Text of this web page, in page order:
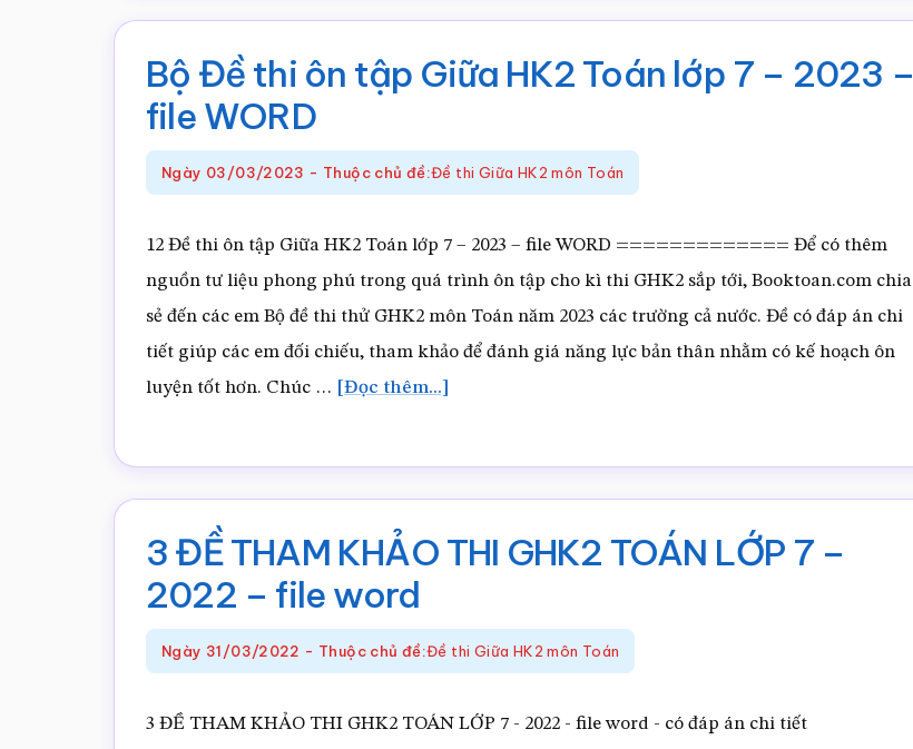
lớp
Bộ Đề thi ôn tập Giữa HK2 Toán lớp 7 – 2023 –
file WORD
Ngày 03/03/2023 - Thuộc chủ đề:Đề thi Giữa HK2 môn Toán
12 Đề thi ôn tập Giữa HK2 Toán lớp 7 – 2023 – file WORD ============= Để có thêm
nguồn tư liệu phong phú trong quá trình ôn tập cho kì thi GHK2 sắp tới, Booktoan.com chia
sẻ đến các em Bộ đề thi thử GHK2 môn Toán năm 2023 các trường cả nước. Đề có đáp án chi
tiết giúp các em đối chiếu, tham khảo để đánh giá năng lực bản thân nhằm có kế hoạch ôn
luyện tốt hơn. Chúc …
[Đọc thêm...]
Giữa
lớp
3 ĐỀ THAM KHẢO THI GHK2 TOÁN LỚP 7 –
2022 – file word
Ngày 31/03/2022 - Thuộc chủ đề:Đề thi Giữa HK2 môn Toán
3 ĐỀ THAM KHẢO THI GHK2 TOÁN LỚP 7 - 2022 - file word - có đáp án chi tiết